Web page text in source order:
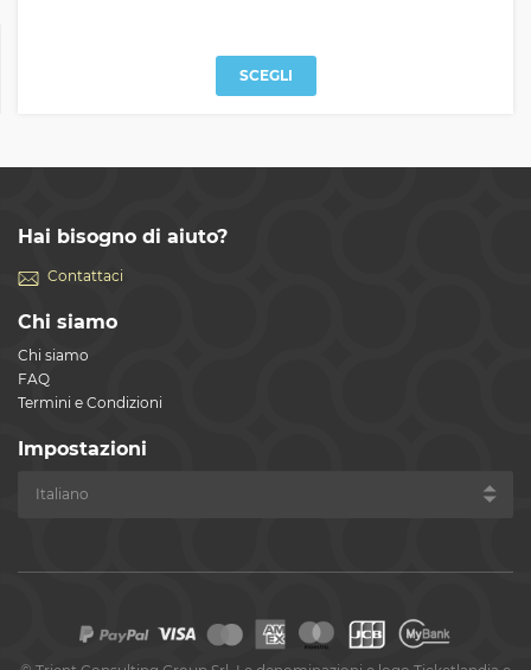
SCEGLI
Hai bisogno di aiuto?
Contattaci
Chi siamo
Chi siamo
FAQ
Termini e Condizioni
Impostazioni